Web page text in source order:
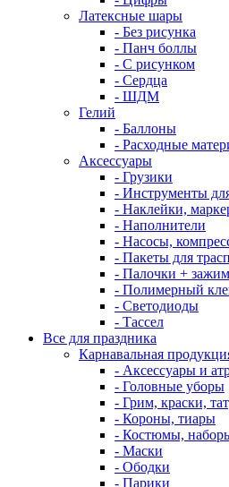
Латексные шары
- Без рисунка
- Панч боллы
- С рисунком
- Сердца
- ШДМ
Гелий
- Баллоны
- Расходные
Аксессуары
- Грузики
- Инструменты
- Наклейки,
- Наполнители
- Насосы,
- Пакеты для
- Палочки +
- Полимерный
- Светодиоды
- Тассел
Все для праздника
Карнавальная
- Аксессуары и
- Головные уборы
- Грим, краски,
- Короны, тиары
- Костюмы,
- Маски
- Ободки
- Парики